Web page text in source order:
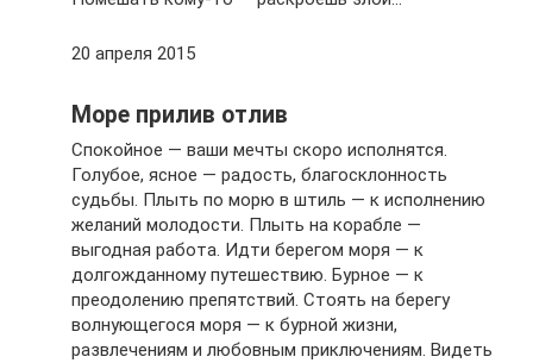
20 апреля 2015
Море прилив отлив
Спокойное — ваши мечты скоро исполнятся.
Голубое, ясное — радость, благосклонность
судьбы. Плыть по морю в штиль — к исполнению
желаний молодости. Плыть на корабле —
выгодная работа. Идти берегом моря — к
долгожданному путешествию. Бурное — к
преодолению препятствий. Стоять на берегу
волнующегося моря — к бурной жизни,
развлечениям и любовным приключениям. Видеть